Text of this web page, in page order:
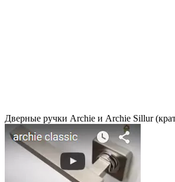
Дверные ручки Archie и Archie Sillur